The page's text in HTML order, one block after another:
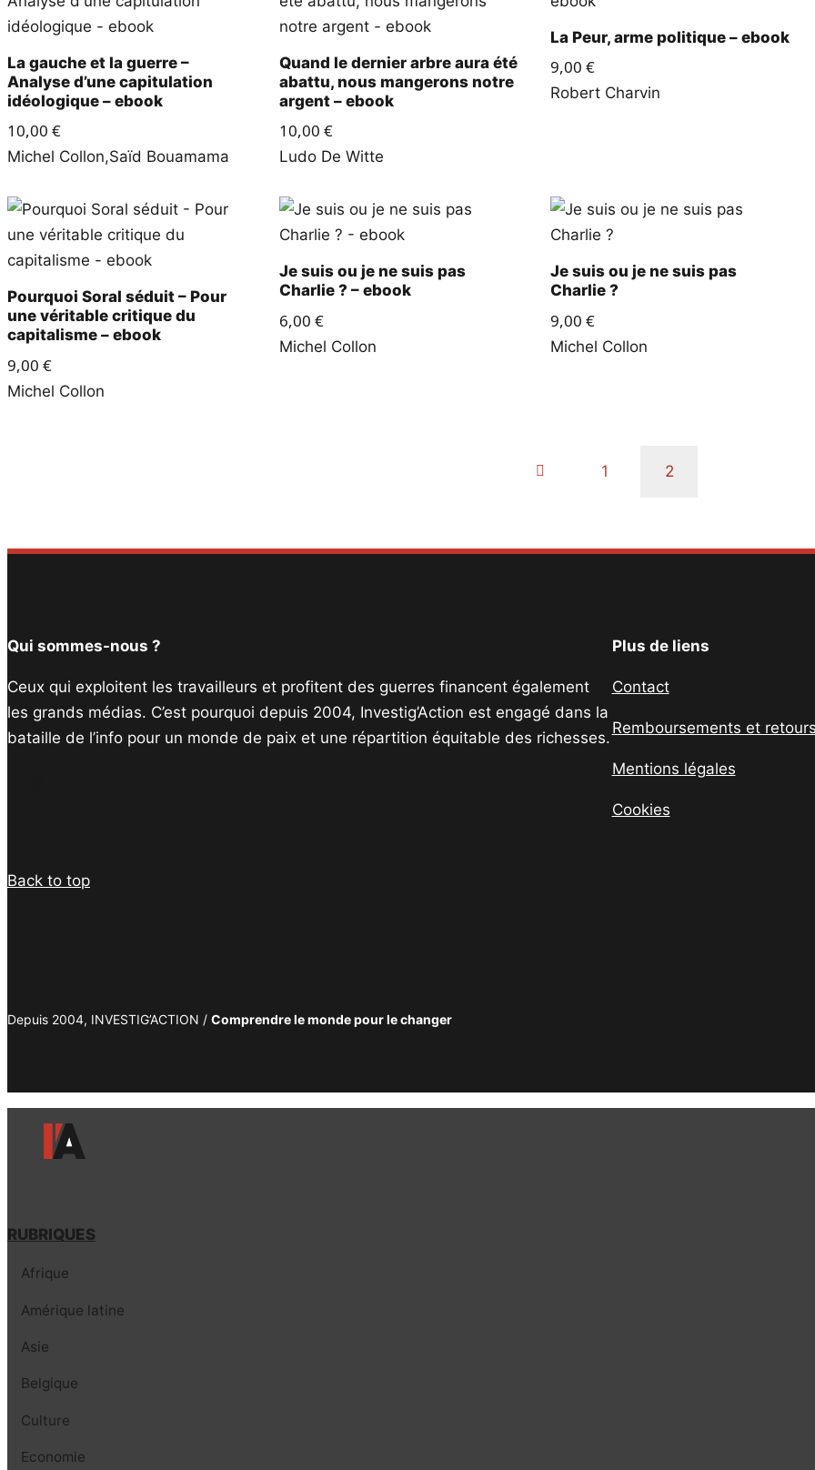
La gauche et la guerre –
Analyse d’une capitulation
idéologique – ebook
10,00 €
Michel Collon,Saïd Bouamama
Quand le dernier arbre aura été
abattu, nous mangerons notre
argent – ebook
10,00 €
Ludo De Witte
La Peur, arme politique – ebook
9,00€
Robert Charvin
Pourquoi Soral séduit – Pour
une véritable critique du
capitalisme – ebook
9,00 €
Michel Collon
Je suis ou je ne suis pas
Charlie ? – ebook
6,00 €
Michel Collon
Je suis ou je ne suis pas
Charlie ?
9,00€
Michel Collon
1 2
Qui sommes-nous ?
Ceux qui exploitent les travailleurs et profitent des guerres financent également
les grands médias. C’est pourquoi depuis 2004, Investig’Action est engagé dans la
bataille de l’info pour un monde de paix et une répartition équitable des richesses.
Plus de liens
Contact
Remboursements et retours
Mentions légales
Cookies
Back to top
Depuis 2004, INVESTIG’ACTION / Comprendre le monde pour le changer
RUBRIQUES
Afrique
Amérique latine
Asie
Belgique
Culture
Economie